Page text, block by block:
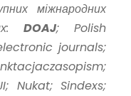
міжнародних
DOAJ; Polish
journals;
Nukat; Sindexs;